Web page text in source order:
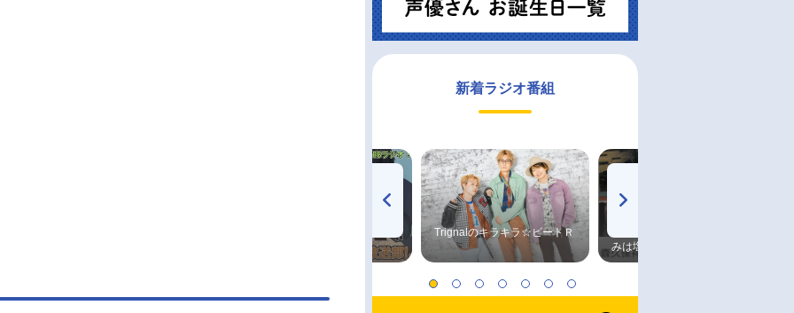
新着ラジオ番組
Trignalのキラキラ☆ビートＲ
みは塩だけ